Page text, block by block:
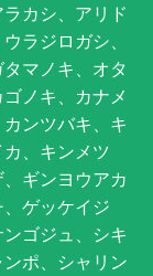
カシ、アリド
ラジロガシ、
マノキ、オタ
ノキ、カナメ
ンツバキ、キ
、キンメツ
ギンヨウアカ
ゲッケイジ
ゴジュ、シキ
ポ、シャリン